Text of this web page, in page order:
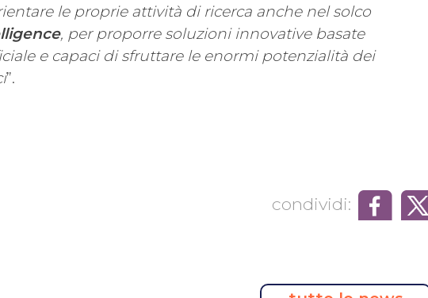
le proprie attività di ricerca anche nel solco
, per proporre soluzioni innovative basate
e capaci di sfruttare le enormi potenzialità dei
”.
condividi: